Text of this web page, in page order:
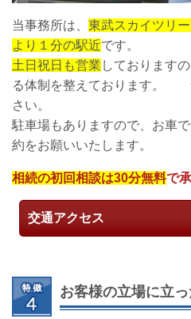
当事務所は、 東武スカイツリ
より１分の駅近です。
土日祝日も営業 しております
る体制を整えております。
さい。
駐車場もありますので、お車
約をお願いいたします。
相続の初回相談は30分無料で
交通アクセス
お客様の立場に立